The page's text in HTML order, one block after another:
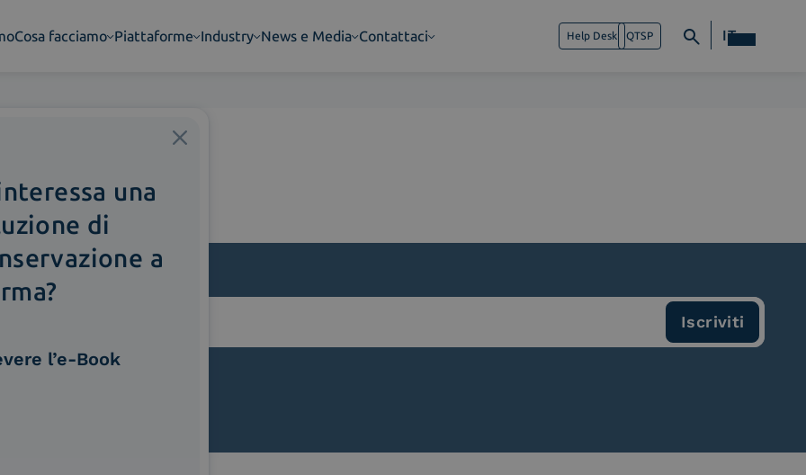
Cosa facciamo Piattaforme Industry News e Media Contattaci Help Desk QTSP IT
una
di
a
l’e-Book